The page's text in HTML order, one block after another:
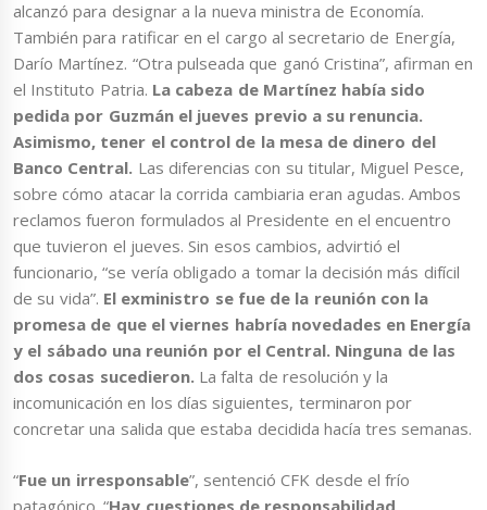
alcanzó para designar a la nueva ministra de Economía.
También para ratificar en el cargo al secretario de Energía,
Darío Martínez. “Otra pulseada que ganó Cristina”, afirman en
el Instituto Patria. La cabeza de Martínez había sido
pedida por Guzmán el jueves previo a su renuncia.
Asimismo, tener el control de la mesa de dinero del
Banco Central. Las diferencias con su titular, Miguel Pesce,
sobre cómo atacar la corrida cambiaria eran agudas. Ambos
reclamos fueron formulados al Presidente en el encuentro
que tuvieron el jueves. Sin esos cambios, advirtió el
funcionario, “se vería obligado a tomar la decisión más difícil
de su vida”. El exministro se fue de la reunión con la
promesa de que el viernes habría novedades en Energía
y el sábado una reunión por el Central. Ninguna de las
dos cosas sucedieron. La falta de resolución y la
incomunicación en los días siguientes, terminaron por
concretar una salida que estaba decidida hacía tres semanas.
“Fue un irresponsable”, sentenció CFK desde el frío
patagónico. “Hay cuestiones de responsabilidad